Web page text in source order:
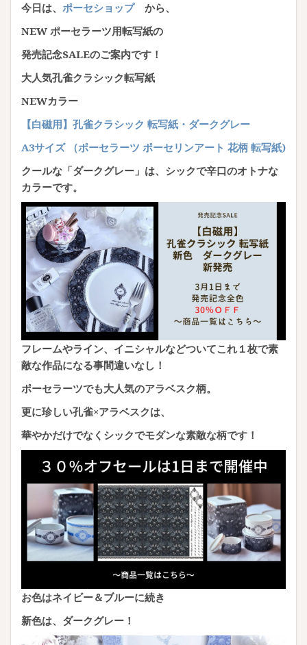
今日は、 ポーセショップ から、
NEW ポーセラーツ用転写紙の
発売記念SALEのご案内です！
大人気孔雀クラシック転写紙
NEWカラー
【白磁用】孔雀クラシック 転写紙・ダークグレー
A3サイズ （ポーセラーツ ポーセリンアート 花柄 転写紙)
クールな「ダークグレー」は、シックで辛口のオトナな
カラーです。
フレームやライン、イニシャルなどついてこれ１枚で素
敵な作品になる事間違いなし！
ポーセラーツでも大人気のアラベスク柄。
更に珍しい孔雀×アラベスクは、
華やかだけでなくシックでモダンな素敵な柄です！
お色はネイビー＆ブルーに続き
新色は、ダークグレー！